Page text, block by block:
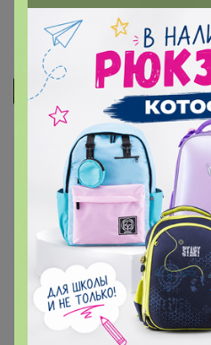
Товары для кошек
Гамак для кошки с
Джилка